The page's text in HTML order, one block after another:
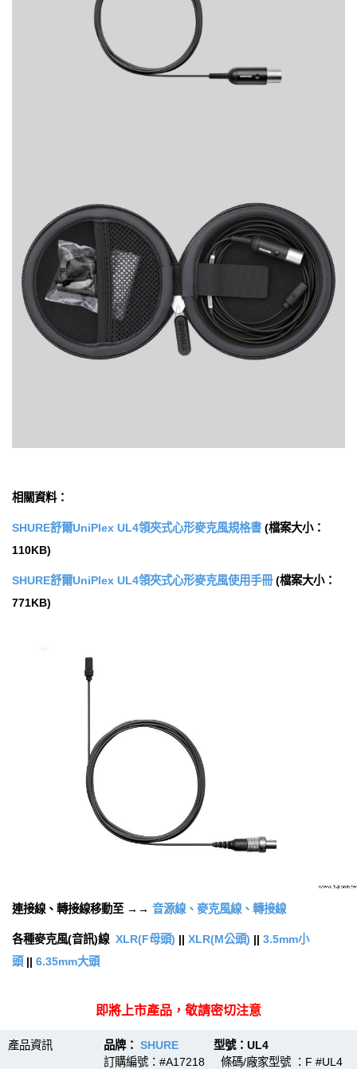
相關資料：
SHURE舒爾UniPlex UL4領夾式心形麥克風規格書(檔案大小：
110KB)
SHURE舒爾UniPlex UL4領夾式心形麥克風使用手冊(檔案大小：
771KB)
連接線、轉接線移動至 →→ 音源線、麥克風線、轉接線
各種麥克風(音訊)線 XLR(F母頭) || XLR(M公頭) || 3.5mm小
頭 || 6.35mm大頭
即將上市產品，敬請密切注意
產品資訊 品牌： SHURE 型號：UL4
訂購編號：#A17218 條碼/廠家型號 ：F #UL4